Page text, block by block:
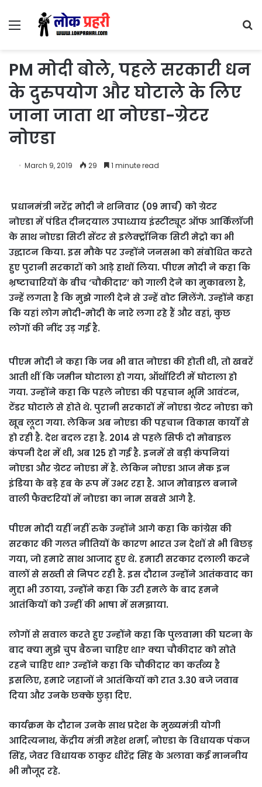
Menu
PM मोदी बोले, पहले सरकारी धन
के दुरुपयोग और घोटाले के लिए
जाना जाता था नोएडा-ग्रेटर
नोएडा
March 9, 2019 29 1 minute read
प्रधानमंत्री नरेंद्र मोदी ने शनिवार (09 मार्च) को ग्रेटर
नोएडा में पंडित दीनदयाल उपाध्याय इंस्टीट्यूट ऑफ आर्किलॉजी
के साथ नोएडा सिटी सेंटर से इलेक्ट्रॉनिक सिटी मेट्रो का भी
उद्घाटन किया. इस मौके पर उन्होंने जनसभा को संबोधित करते
हुए पुरानी सरकारों को आड़े हाथों लिया. पीएम मोदी ने कहा कि
भ्रष्टाचारियों के बीच ‘चौकीदार’ को गाली देने का मुकाबला है,
उन्हें लगता है कि मुझे गाली देने से उन्हें वोट मिलेंगे. उन्होंने कहा
कि यहां लोग मोदी-मोदी के नारे लगा रहे हैं और वहां, कुछ
लोगों की नींद उड़ गई है.
पीएम मोदी ने कहा कि जब भी बात नोएडा की होती थी, तो खबरें
आती थीं कि जमीन घोटाला हो गया, ऑथॉरिटी में घोटाला हो
गया. उन्होंने कहा कि पहले नोएडा की पहचान भूमि आवंटन,
टेंडर घोटाले से होते थे. पुरानी सरकारों में नोएडा ग्रेटर नोएडा को
खूब लूटा गया. लेकिन अब नोएडा की पहचान विकास कार्यों से
हो रही है. देश बदल रहा है. 2014 से पहले सिर्फ दो मोबाइल
कंपनी देश में थी, अब 125 हो गई है. इनमें से बड़ी कंपनियां
नोएडा और ग्रेटर नोएडा में है. लेकिन नोएडा आज मेक इन
इंडिया के बड़े हब के रूप में उभर रहा है. आज मोबाइल बनाने
वाली फैक्टरियों में नोएडा का नाम सबसे आगे है.
पीएम मोदी यहीं नहीं रुके उन्होंने आगे कहा कि कांग्रेस की
सरकार की गलत नीतियों के कारण भारत उन देशों से भी बिछड़
गया, जो हमारे साथ आजाद हुए थे. हमारी सरकार दलाली करने
वालों से सख्ती से निपट रही है. इस दौरान उन्होंने आतंकवाद का
मुद्दा भी उठाया, उन्होंने कहा कि उरी हमले के बाद हमने
आतंकियों को उन्हीं की भाषा में समझाया.
लोगों से सवाल करते हुए उन्होंने कहा कि पुलवामा की घटना के
बाद क्या मुझे चुप बैठना चाहिए था? क्या चौकीदार को सोते
रहने चाहिए था? उन्होंने कहा कि चौकीदार का कर्तव्य है
इसलिए, हमारे जहाजों ने आतंकियों को रात 3.30 बजे जवाब
दिया और उनके छक्के छुड़ा दिए.
कार्यक्रम के दौरान उनके साथ प्रदेश के मुख्यमंत्री योगी
आदित्यनाथ, केंद्रीय मंत्री महेश शर्मा, नोएडा के विधायक पंकज
सिंह, जेवर विधायक ठाकुर धीरेंद्र सिंह के अलावा कई माननीय
भी मौजूद रहे.